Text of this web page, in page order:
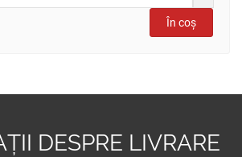
DESPRE LIVRARE